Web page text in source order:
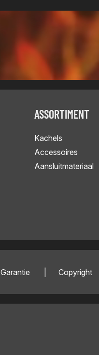
ASSORTIMENT
Kachels
Accessoires
Aansluitmateriaal
Garantie Copyright